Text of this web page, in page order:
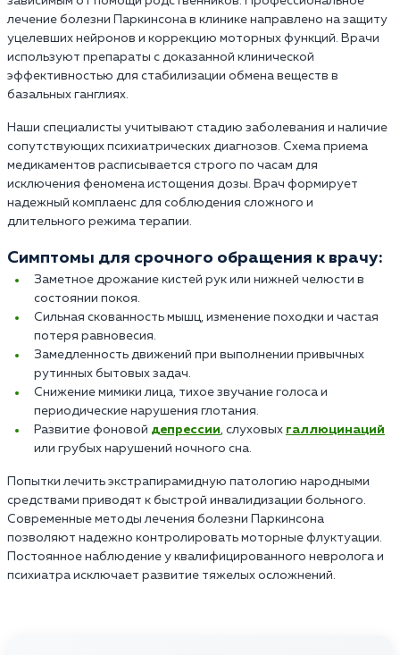
лечение болезни Паркинсона в клинике направлено на защиту
уцелевших нейронов и коррекцию моторных функций. Врачи
используют препараты с доказанной клинической
эффективностью для стабилизации обмена веществ в
базальных ганглиях.
Наши специалисты учитывают стадию заболевания и наличие
сопутствующих психиатрических диагнозов. Схема приема
медикаментов расписывается строго по часам для
исключения феномена истощения дозы. Врач формирует
надежный комплаенс для соблюдения сложного и
длительного режима терапии.
Симптомы для срочного обращения к врачу:
Заметное дрожание кистей рук или нижней челюсти в
состоянии покоя.
Сильная скованность мышц, изменение походки и частая
потеря равновесия.
Замедленность движений при выполнении привычных
рутинных бытовых задач.
Снижение мимики лица, тихое звучание голоса и
периодические нарушения глотания.
Развитие фоновой депрессии, слуховых галлюцинаций
или грубых нарушений ночного сна.
Попытки лечить экстрапирамидную патологию народными
средствами приводят к быстрой инвалидизации больного.
Современные методы лечения болезни Паркинсона
позволяют надежно контролировать моторные флуктуации.
Постоянное наблюдение у квалифицированного невролога и
психиатра исключает развитие тяжелых осложнений.